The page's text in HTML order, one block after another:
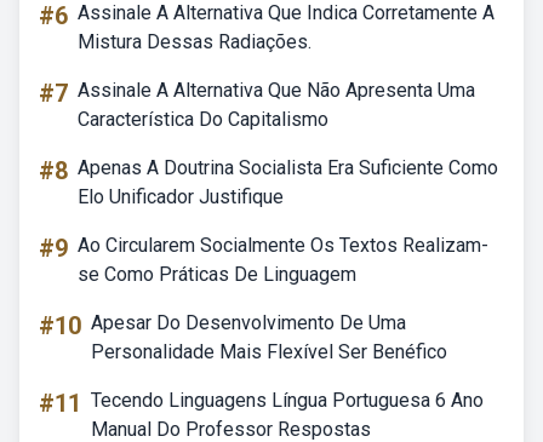
#6 Assinale A Alternativa Que Indica Corretamente A
Mistura Dessas Radiações.
#7 Assinale A Alternativa Que Não Apresenta Uma
Característica Do Capitalismo
#8 Apenas A Doutrina Socialista Era Suficiente Como
Elo Unificador Justifique
#9 Ao Circularem Socialmente Os Textos Realizam-
se Como Práticas De Linguagem
#10 Apesar Do Desenvolvimento De Uma
Personalidade Mais Flexível Ser Benéfico
#11 Tecendo Linguagens Língua Portuguesa 6 Ano
Manual Do Professor Respostas